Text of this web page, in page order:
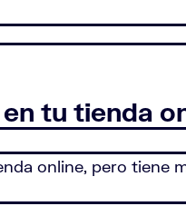
tu tienda
online, pero tiene